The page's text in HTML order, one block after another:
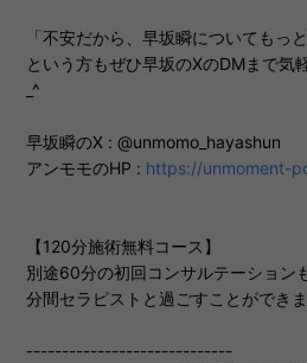
「不安だから、早坂瞬についてもっ
という方もぜひ早坂のXのDMまで気
_^
早坂瞬のX : @unmomo_hayashun
アンモモのHP : https://unmoment-
【120分施術無料コース】
別途60分の初回コンサルテーション
分間セラピストと過ごすことができま
-----------------------------